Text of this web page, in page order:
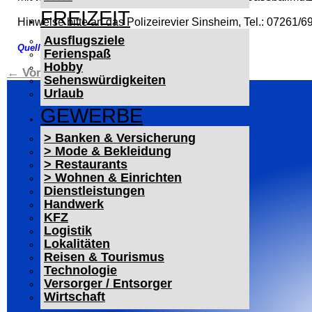
FREIZEIT
Ausflugsziele
Ferienspaß
Hobby
Sehenswürdigkeiten
Urlaub
GEWERBE
> Banken & Versicherung
> Mode & Bekleidung
> Restaurants
> Wohnen & Einrichten
Dienstleistungen
Handwerk
KFZ
Logistik
Lokalitäten
Reisen & Tourismus
Technologie
Versorger / Entsorger
Wirtschaft
Hinweise bitte an das Polizeirevier Sinsheim, Tel.: 07261/
Quelle: Polizeipräsidium Mannheim
← Vorheriger Beitrag Nächster Beitrag